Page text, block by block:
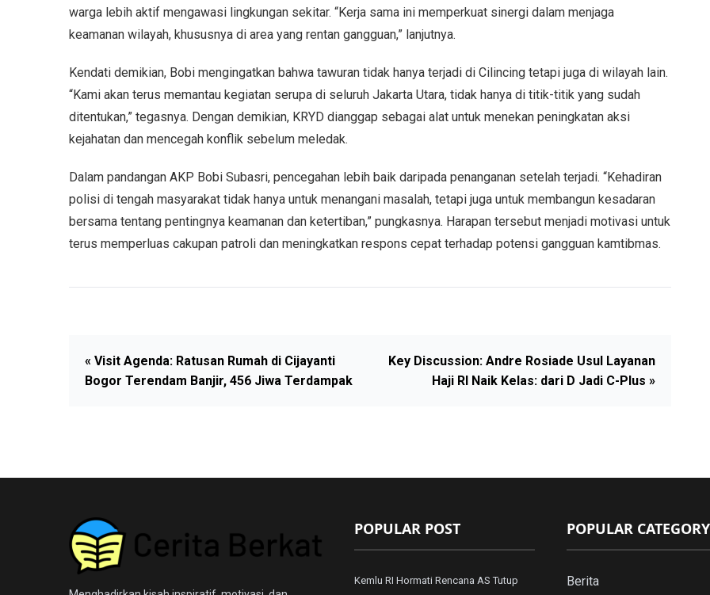
warga lebih aktif mengawasi lingkungan sekitar. “Kerja sama ini memperkuat sinergi dalam menjaga
keamanan wilayah, khususnya di area yang rentan gangguan,” lanjutnya.
Kendati demikian, Bobi mengingatkan bahwa tawuran tidak hanya terjadi di Cilincing tetapi juga di wilayah lain.
“Kami akan terus memantau kegiatan serupa di seluruh Jakarta Utara, tidak hanya di titik-titik yang sudah
ditentukan,” tegasnya. Dengan demikian, KRYD dianggap sebagai alat untuk menekan peningkatan aksi
kejahatan dan mencegah konflik sebelum meledak.
Dalam pandangan AKP Bobi Subasri, pencegahan lebih baik daripada penanganan setelah terjadi. “Kehadiran
polisi di tengah masyarakat tidak hanya untuk menangani masalah, tetapi juga untuk membangun kesadaran
bersama tentang pentingnya keamanan dan ketertiban,” pungkasnya. Harapan tersebut menjadi motivasi untuk
terus memperluas cakupan patroli dan meningkatkan respons cepat terhadap potensi gangguan kamtibmas.
« Visit Agenda: Ratusan Rumah di Cijayanti
Bogor Terendam Banjir, 456 Jiwa Terdampak
Key Discussion: Andre Rosiade Usul Layanan
Haji RI Naik Kelas: dari D Jadi C-Plus »
POPULAR POST
Kemlu RI Hormati Rencana AS Tutup
POPULAR CATEGORY
Berita